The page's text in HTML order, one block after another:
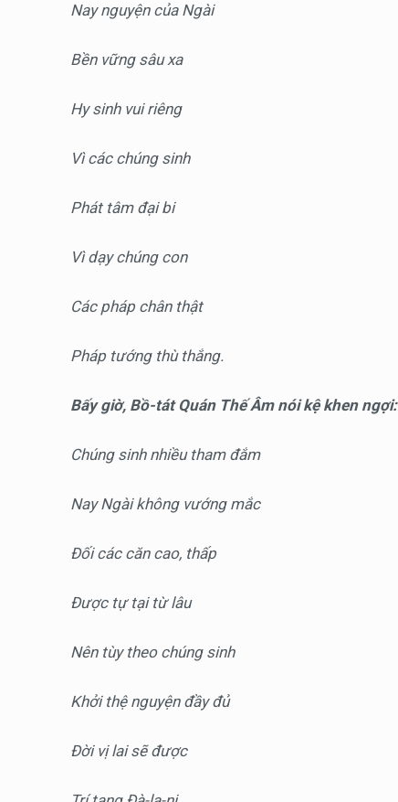
Nay nguyện của Ngài
Bền vững sâu xa
Hy sinh vui riêng
Vì các chúng sinh
Phát tâm đại bi
Vì dạy chúng con
Các pháp chân thật
Pháp tướng thù thắng.
Bấy giờ, Bồ-tát Quán Thế Âm nói kệ khen ngợi:
Chúng sinh nhiều tham đắm
Nay Ngài không vướng mắc
Đối các căn cao, thấp
Được tự tại từ lâu
Nên tùy theo chúng sinh
Khởi thệ nguyện đầy đủ
Đời vị lai sẽ được